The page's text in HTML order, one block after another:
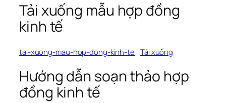
Tải xuống mẫu hợp đồng
kinh tế
tai-xuong-mau-hop-dong-kinh-te Tải xuống
Hướng dẫn soạn thảo hợp
đồng kinh tế